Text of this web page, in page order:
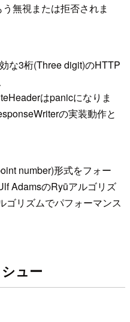
無視または拒否されま
な3桁(Three digit)のHTTP
はpanicになりま
の実装動作と
number)形式をフォー
AdamsのRyūアルゴリズ
ゴリズムでパフォーマンス
ュー